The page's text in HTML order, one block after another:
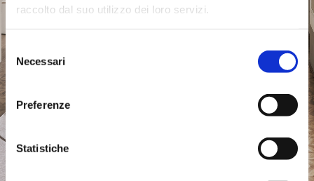
raccolto dal suo utilizzo dei loro servizi.
Selezione
del
consenso
Necessari
Preferenze
Statistiche